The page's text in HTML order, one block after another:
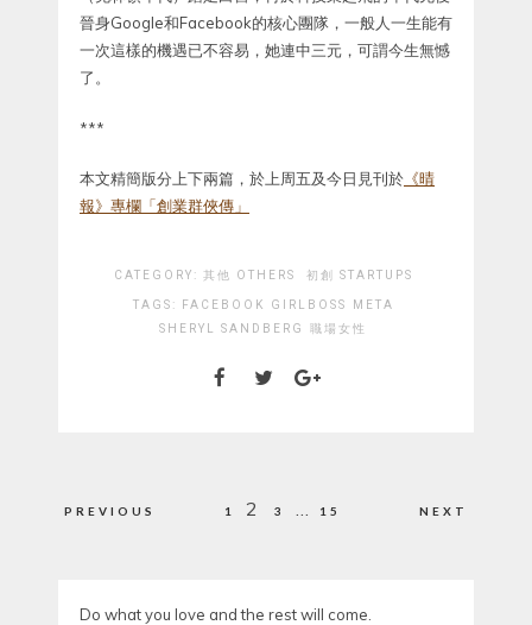
晉身Google和Facebook的核心團隊，一般人一生能有
一次這樣的機遇已不容易，她連中三元，可謂今生無憾
了。
***
本文精簡版分上下兩篇，於上周五及今日見刊於 《晴
報》專欄「創業群俠傳」
CATEGORY: 其他 OTHERS 初創 STARTUPS
TAGS: FACEBOOK GIRLBOSS
META
SHERYL SANDBERG
職場女性
PREVIOUS
Posts
1 2 3 15 NEXT
Do what you love and the rest will come.